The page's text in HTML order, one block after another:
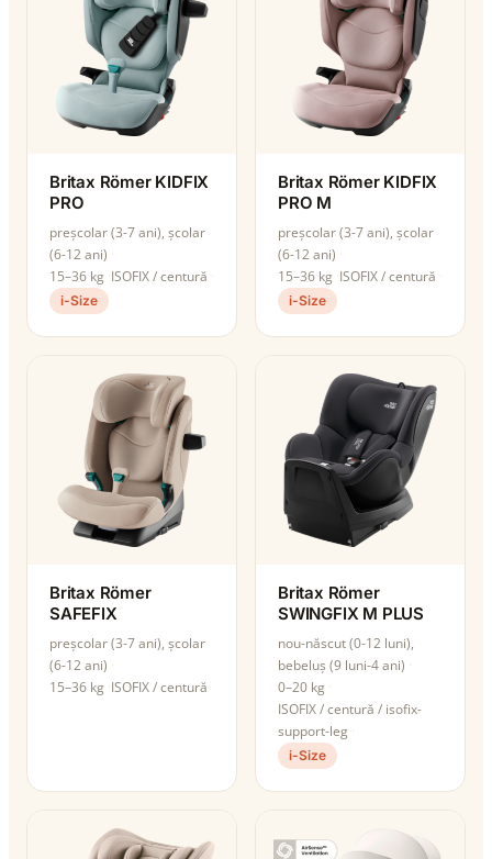
Britax Römer KIDFIX
PRO
preșcolar (3-7 ani), școlar
(6-12 ani)
15–36 kg ISOFIX / centură
i-Size
Britax Römer KIDFIX
PRO M
preșcolar (3-7 ani), școlar
(6-12 ani)
15–36 kg ISOFIX / centură
i-Size
Britax Römer
SAFEFIX
preșcolar (3-7 ani), școlar
(6-12 ani)
15–36 kg ISOFIX / centură
Britax Römer
SWINGFIX M PLUS
nou-născut (0-12 luni),
bebeluș (9 luni-4 ani)
0–20 kg
ISOFIX / centură / isofix-
support-leg
i-Size